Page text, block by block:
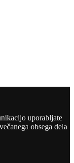
uporabljate
obsega dela